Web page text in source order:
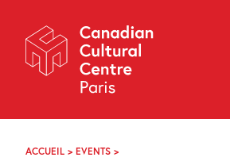
Navigation
About
Programming
Off-Site
Explore
Archives
ACCUEIL > EVENTS >